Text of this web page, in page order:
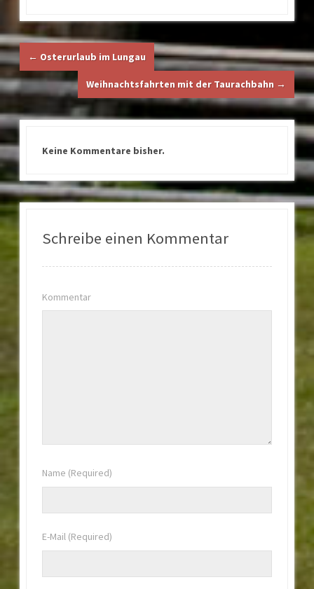
← Osterurlaub im Lungau
Weihnachtsfahrten mit der Taurachbahn →
Keine Kommentare bisher.
Schreibe einen Kommentar
Kommentar
Name (Required)
E-Mail (Required)